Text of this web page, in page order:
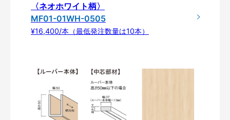
〈ネオホワイト柄〉
MF01-01WH-0505
¥16,400/本（最低発注数量は10本）